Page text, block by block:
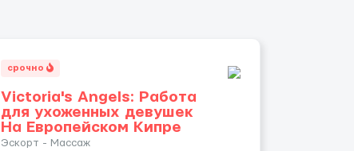
срочно
Victoria's Angels: Работа
для ухоженных девушек
На Европейском Кипре
Эскорт - Массаж